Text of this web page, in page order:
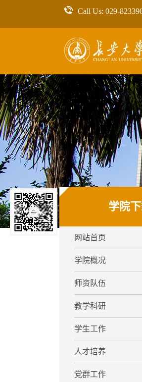
Call Us: 029-
学院
网站首页
学院概况
师资队伍
教学科研
学生工作
人才培养
党群工作